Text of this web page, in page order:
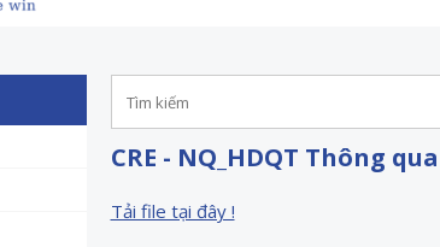
CRE - NQ_HDQT Thông
Tải file tại đây !